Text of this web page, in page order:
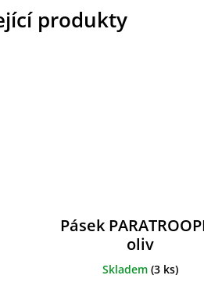
produkty
Pásek
oliv
Skladem (3 ks)